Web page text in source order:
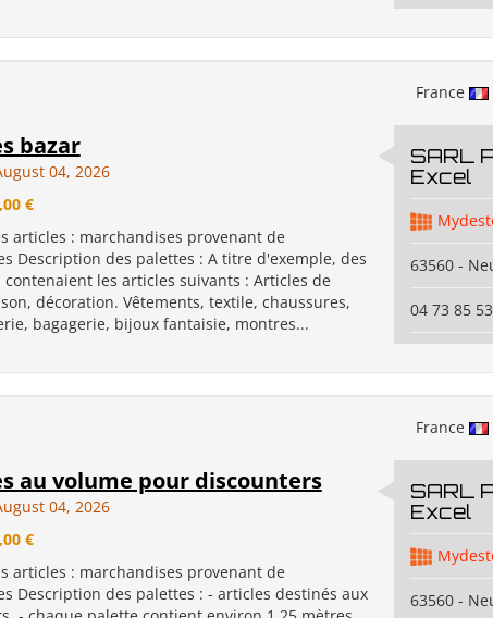
France
bazar
04, 2026
€
articles : marchandises provenant de
Description des palettes : A titre d'exemple, des
les articles suivants : Articles de
décoration. Vêtements, textile, chaussures,
bagagerie, bijoux fantaisie, montres...
SARL
Excel
63560 -
04 73 85
France
au volume pour discounters
04, 2026
€
articles : marchandises provenant de
Description des palettes : - articles destinés aux
SARL
Excel
63560 -